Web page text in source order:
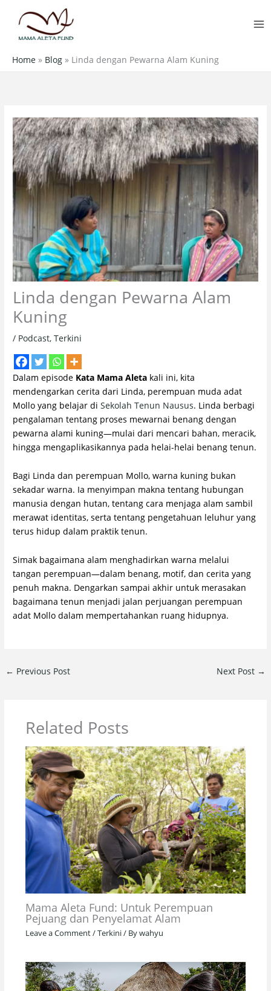
content
Home » Blog » Linda dengan Pewarna Alam Kuning
Linda dengan Pewarna Alam
Kuning
/ Podcast,Terkini
Dalam episode Kata Mama Aleta kali ini, kita
mendengarkan cerita dari Linda, perempuan muda adat
Mollo yang belajar diSekolah Tenun Nausus. Linda berbagi
pengalaman tentang proses mewarnai benang dengan
pewarna alami kuning—mulai dari mencari bahan, meracik,
hingga mengaplikasikannya pada helai-helai benang tenun.
Bagi Linda dan perempuan Mollo, warna kuning bukan
sekadar warna. Ia menyimpan makna tentang hubungan
manusia dengan hutan, tentang cara menjaga alam sambil
merawat identitas, serta tentang pengetahuan leluhur yang
terus hidup dalam praktik tenun.
Simak bagaimana alam menghadirkan warna melalui
tangan perempuan—dalam benang, motif, dan cerita yang
penuh makna. Dengarkan sampai akhir untuk merasakan
bagaimana tenun menjadi jalan perjuangan perempuan
adat Mollo dalam mempertahankan ruang hidupnya.
← Previous Post Next Post →
Related Posts
Mama Aleta Fund: Untuk Perempuan
Pejuang dan Penyelamat Alam
Leave a Comment/Terkini/ Bywahyu